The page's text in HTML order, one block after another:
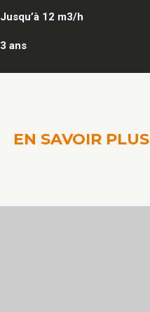
Jusqu’à 12 m3/h
3 ans
EN SAVOIR PLUS